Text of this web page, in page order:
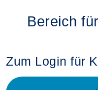
Bereich
Zum Login für